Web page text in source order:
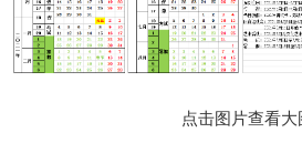
点击图片查看大